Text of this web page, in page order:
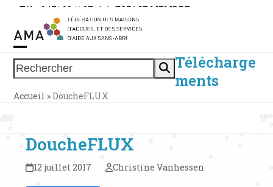
Skip
content
Tél. : 0471 38 11 37 | | ESPACE MEMBRE
Rechercher
Open
mobile
menu
Close
mobile
menu
Télécharge
ments
Accueil »DoucheFLUX
DoucheFLUX
12 juillet 2017 Christine Vanhessen